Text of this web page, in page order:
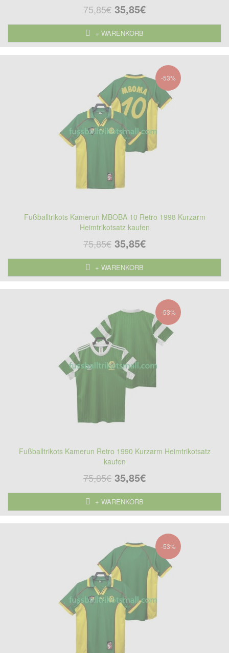
75,85€ 35,85€
+ WARENKORB
-53%
Fußballtrikots Kamerun MBOBA 10 Retro 1998 Kurzarm
Heimtrikotsatz kaufen
75,85€ 35,85€
+ WARENKORB
-53%
Fußballtrikots Kamerun Retro 1990 Kurzarm Heimtrikotsatz
kaufen
75,85€ 35,85€
+ WARENKORB
-53%